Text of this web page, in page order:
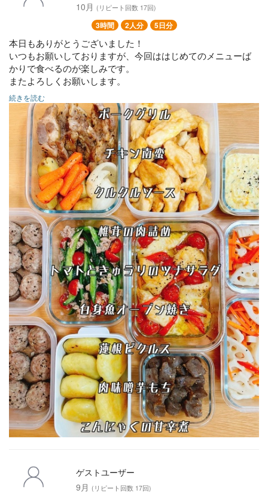
10月 (リピート回数 17回)
3時間 2人分 5日分
本日もありがとうございました！
いつもお願いしておりますが、今回ははじめてのメニューば
かりで食べるのが楽しみです。
またよろしくお願いします。
★ポークグリル
チキン南蛮
タルタルソース
★椎茸の肉詰め
トマトときゅうりのツナサラダ
白身魚オーブン焼き
蓮根ピクルス
★肉味噌芋もち
こんにゃくの甘辛煮
★冷凍可能
続きを読む
ゲストユーザー
9月 (リピート回数 17回)